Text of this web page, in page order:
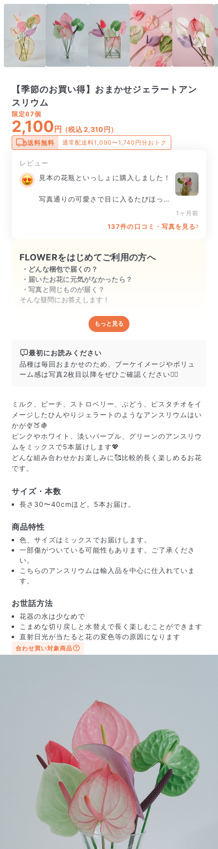
【季節のお買い得】おまかせジェラートアン
スリウム
限定67個
2,100円 （税込 2,310円）
送料無料 通常配送料1,090〜1,740円分おトク
レビュー
見本の花瓶といっしょに購入しました！
写真通りの可愛さで目に入るたびほっこ
1ヶ月前
137件の口コミ・写真を見る
FLOWERをはじめてご利用の方へ
どんな梱包で届くの？
届いたお花に元気がなかったら？
写真と同じものが届く？
そんな疑問にお答えします！
どんな梱包で届くの？
し、専用ボックスに丁寧に梱包してお届けしています。
きゅっとまとめられて一見窮屈そうに見えますが、輸送
中の衝撃による折れや擦れを軽減する効果があります。
届いたお花に元気がなかったら？
もし届いたお花に「枯れている」「折れている」などの
不備があった場合は、些細なことでもお気軽にサポート
までご連絡ください。ご返金にて補償いたします。
写真と同じものが届く？
商品ページに掲載している写真は、実際にお届けする商
品を撮影したものです。お花は生き物なので、どうして
も色味やサイズ・咲き方に個体差はありますが、できる
だけ写真のイメージに近いものをお届けできるように人
の目でチェックをしています。
もっと見る
最初にお読みください
品種は毎回おまかせのため、ブーケイメージやボリュ
ーム感は写真2枚目以降をぜひご確認ください💁‍♀️
ミルク、ピーチ、ストロベリー、ぶどう、ピスタチオをイ
メージしたひんやりジェラートのようなアンスリウムはい
かが🍨🍑🍇
ピンクやホワイト、淡いパープル、グリーンのアンスリウ
ムをミックスで5本届けします💖
どんな組み合わせかお楽しみに🥰比較的長く楽しめるお花
です。
サイズ・本数
長さ30〜40cmほど。5本お届け。
商品特性
色、サイズはミックスでお届けします。
一部傷がついている可能性もあります。ご了承くださ
い。
こちらのアンスリウムは輸入品を中心に仕入れていま
す。
お世話方法
花器の水は少なめで
こまめな切り戻しと水替えで長く楽しむことができます
直射日光が当たると花の変色等の原因になります
合わせ買い対象商品